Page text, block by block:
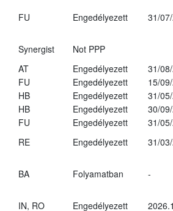
FU Engedélyezett 31/
Synergist
Not PPP
AT Engedélyezett
31/
FU Engedélyezett
15/
HB Engedélyezett
31/
HB Engedélyezett
30/
FU Engedélyezett
31/
RE Engedélyezett
31/
BA Folyamatban -
IN, RO Engedélyezett